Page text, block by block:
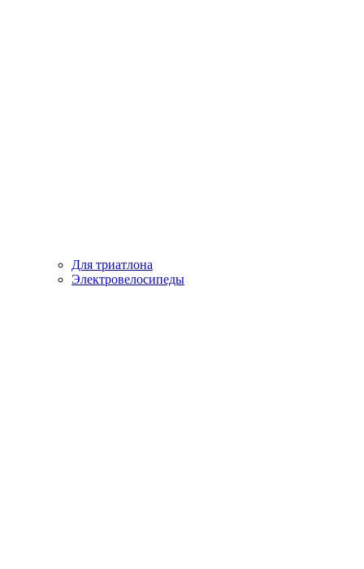
Для триатлона
Электровелосипеды